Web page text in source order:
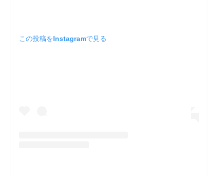
この投稿をInstagramで見る